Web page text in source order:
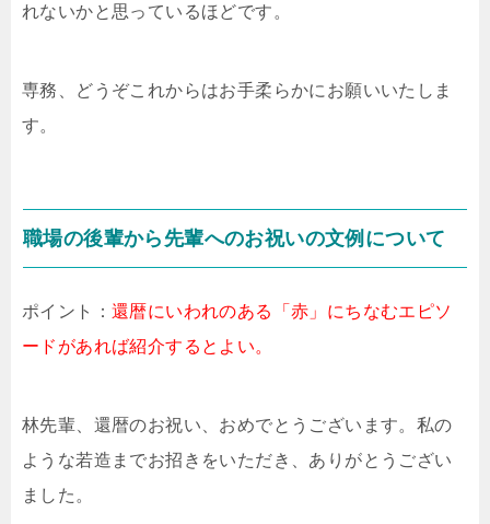
れないかと思っているほどです。
専務、どうぞこれからはお手柔らかにお願いいたしま
す。
職場の後輩から先輩へのお祝いの文例について
ポイント： 還暦にいわれのある「赤」にちなむエピソ
ードがあれば紹介するとよい。
林先輩、還暦のお祝い、おめでとうございます。私の
ような若造までお招きをいただき、ありがとうござい
ました。